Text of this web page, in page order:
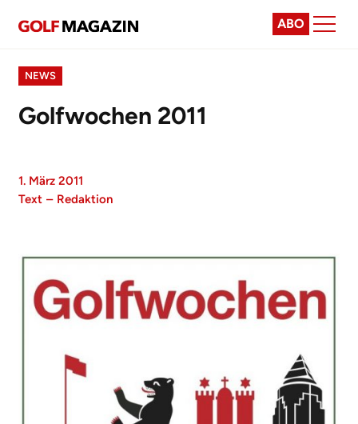
ABO
NEWS
Golfwochen 2011
1. März 2011
Text – Redaktion